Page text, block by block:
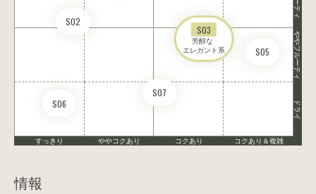
S02
S03
芳醇な
エレガント系
S05
S06
S07
ややフルーティ
ドライ
すっきり ややコクあり コクあり コクあり＆複雑
情報